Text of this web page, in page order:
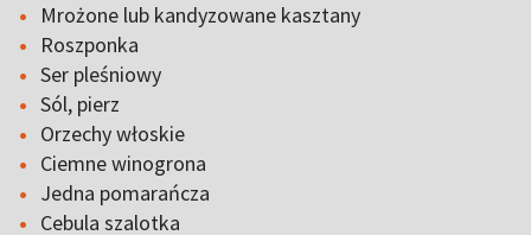
Mrożone lub kandyzowane kasztany
Roszponka
Ser pleśniowy
Sól, pierz
Orzechy włoskie
Ciemne winogrona
Jedna pomarańcza
Cebula szalotka